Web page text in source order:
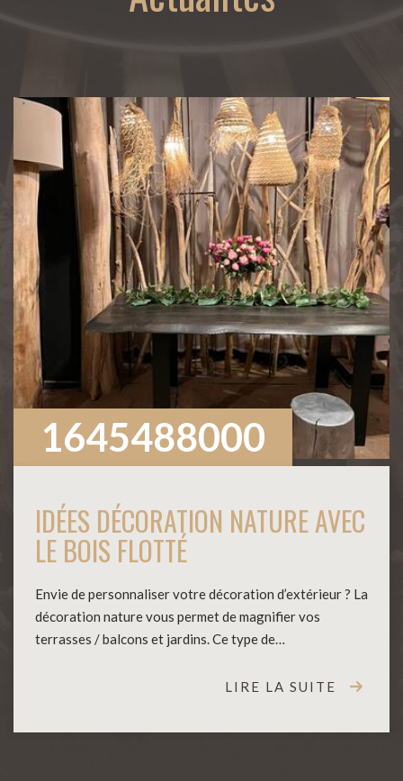
1645488000
IDÉES DÉCORATION NATURE AVEC
LE BOIS FLOTTÉ
Envie de personnaliser votre décoration d’extérieur ? La
décoration nature vous permet de magnifier vos
terrasses / balcons et jardins. Ce type de…
LIRE LA SUITE